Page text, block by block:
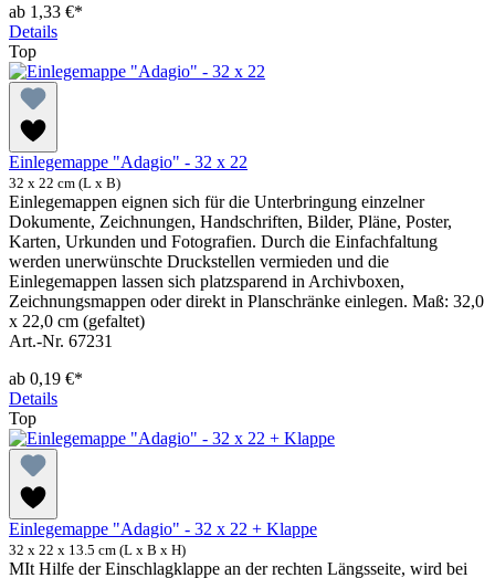
ab 1,33 €*
Details
Top
Einlegemappe "Adagio" - 32 x 22
32 x 22 cm (L x B)
Einlegemappen eignen sich für die Unterbringung einzelner
Dokumente, Zeichnungen, Handschriften, Bilder, Pläne, Poster,
Karten, Urkunden und Fotografien. Durch die Einfachfaltung
werden unerwünschte Druckstellen vermieden und die
Einlegemappen lassen sich platzsparend in Archivboxen,
Zeichnungsmappen oder direkt in Planschränke einlegen. Maß: 32,0
x 22,0 cm (gefaltet)
Art.-Nr. 67231
ab 0,19 €*
Details
Top
Einlegemappe "Adagio" - 32 x 22 + Klappe
32 x 22 x 13.5 cm (L x B x H)
MIt Hilfe der Einschlagklappe an der rechten Längsseite, wird bei